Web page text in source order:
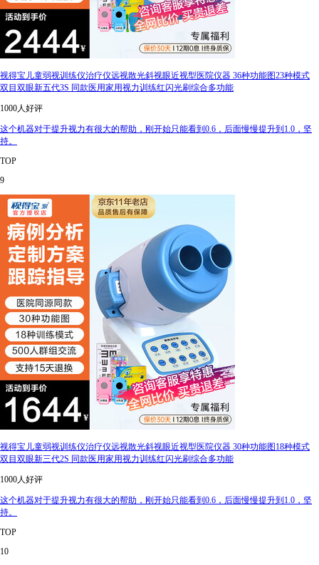
视得宝儿童弱视训练仪治疗仪远视散光斜视眼近视型医院仪器 36种功能图23种模式
双目双眼新五代3S 同款医用家用视力训练红闪光刷综合多功能
1000人好评
这个机器对于提升视力有很大的帮助，刚开始只能看到0.6，后面慢慢提升到1.0，坚
持。
TOP
9
视得宝儿童弱视训练仪治疗仪远视散光斜视眼近视型医院仪器 30种功能图18种模式
双目双眼新三代2S 同款医用家用视力训练红闪光刷综合多功能
1000人好评
这个机器对于提升视力有很大的帮助，刚开始只能看到0.6，后面慢慢提升到1.0，坚
持。
TOP
10